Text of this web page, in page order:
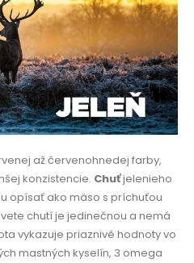
až červenohnedej farby,
konzistencie. Chuťjelenieho
opísať ako mäso s príchuťou
chutí je jedinečnou a nemá
vykazuje priaznivé hodnoty vo
mastných kyselín, 3 omega